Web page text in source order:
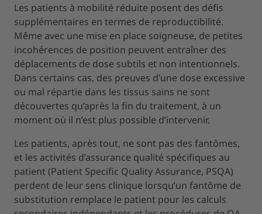
Les patients à mobilité réduite posent des défis
supplémentaires en termes de reproductibilité.
Même avec une mise en place soigneuse, de petites
incohérences de position peuvent entraîner des
déplacements de dose subtils et non intentionnels.
Dans certains cas, des preuves d’une dose excessive
ou mal répartie dans les tissus sains ne sont
découvertes qu’après la fin du traitement, à un
moment où il n’est plus possible d’intervenir.
Les patients, après tout, ne sont pas des fantômes,
et les activités d’assurance qualité spécifiques au
patient (Patient Specific Quality Assurance, PSQA)
perdent de leur sens clinique lorsqu’un fantôme de
substitution remplace le patient pour les calculs